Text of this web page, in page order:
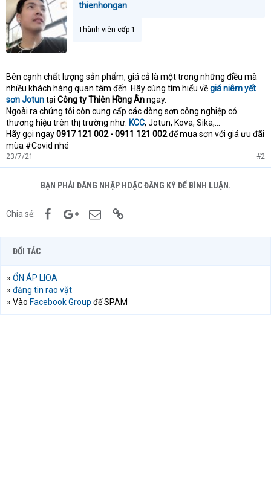
thienhongan
Thành viên cấp 1
Bên cạnh chất lượng sản phẩm, giá cả là một trong những điều mà
nhiều khách hàng quan tâm đến. Hãy cùng tìm hiểu vềgiá niêm yết
sơn Jotuntại Công ty Thiên Hồng Ânngay.
Ngoài ra chúng tôi còn cung cấp các dòng sơn công nghiệp có
thương hiệu trên thị trường như: KCC, Jotun, Kova, Sika,...
Hãy gọi ngay0917 121 002 - 0911 121 002để mua sơn với giá ưu đãi
mùa #Covid nhé
23/7/21 #2
BẠN PHẢI ĐĂNG NHẬP HOẶC ĐĂNG KÝ ĐỂ BÌNH LUẬN.
Chia sẻ: FacebookGoogle+Email
ĐỐI TÁC
» ỔN ÁP LIOA
» đăng tin rao vặt
» Vào Facebook Group để SPAM